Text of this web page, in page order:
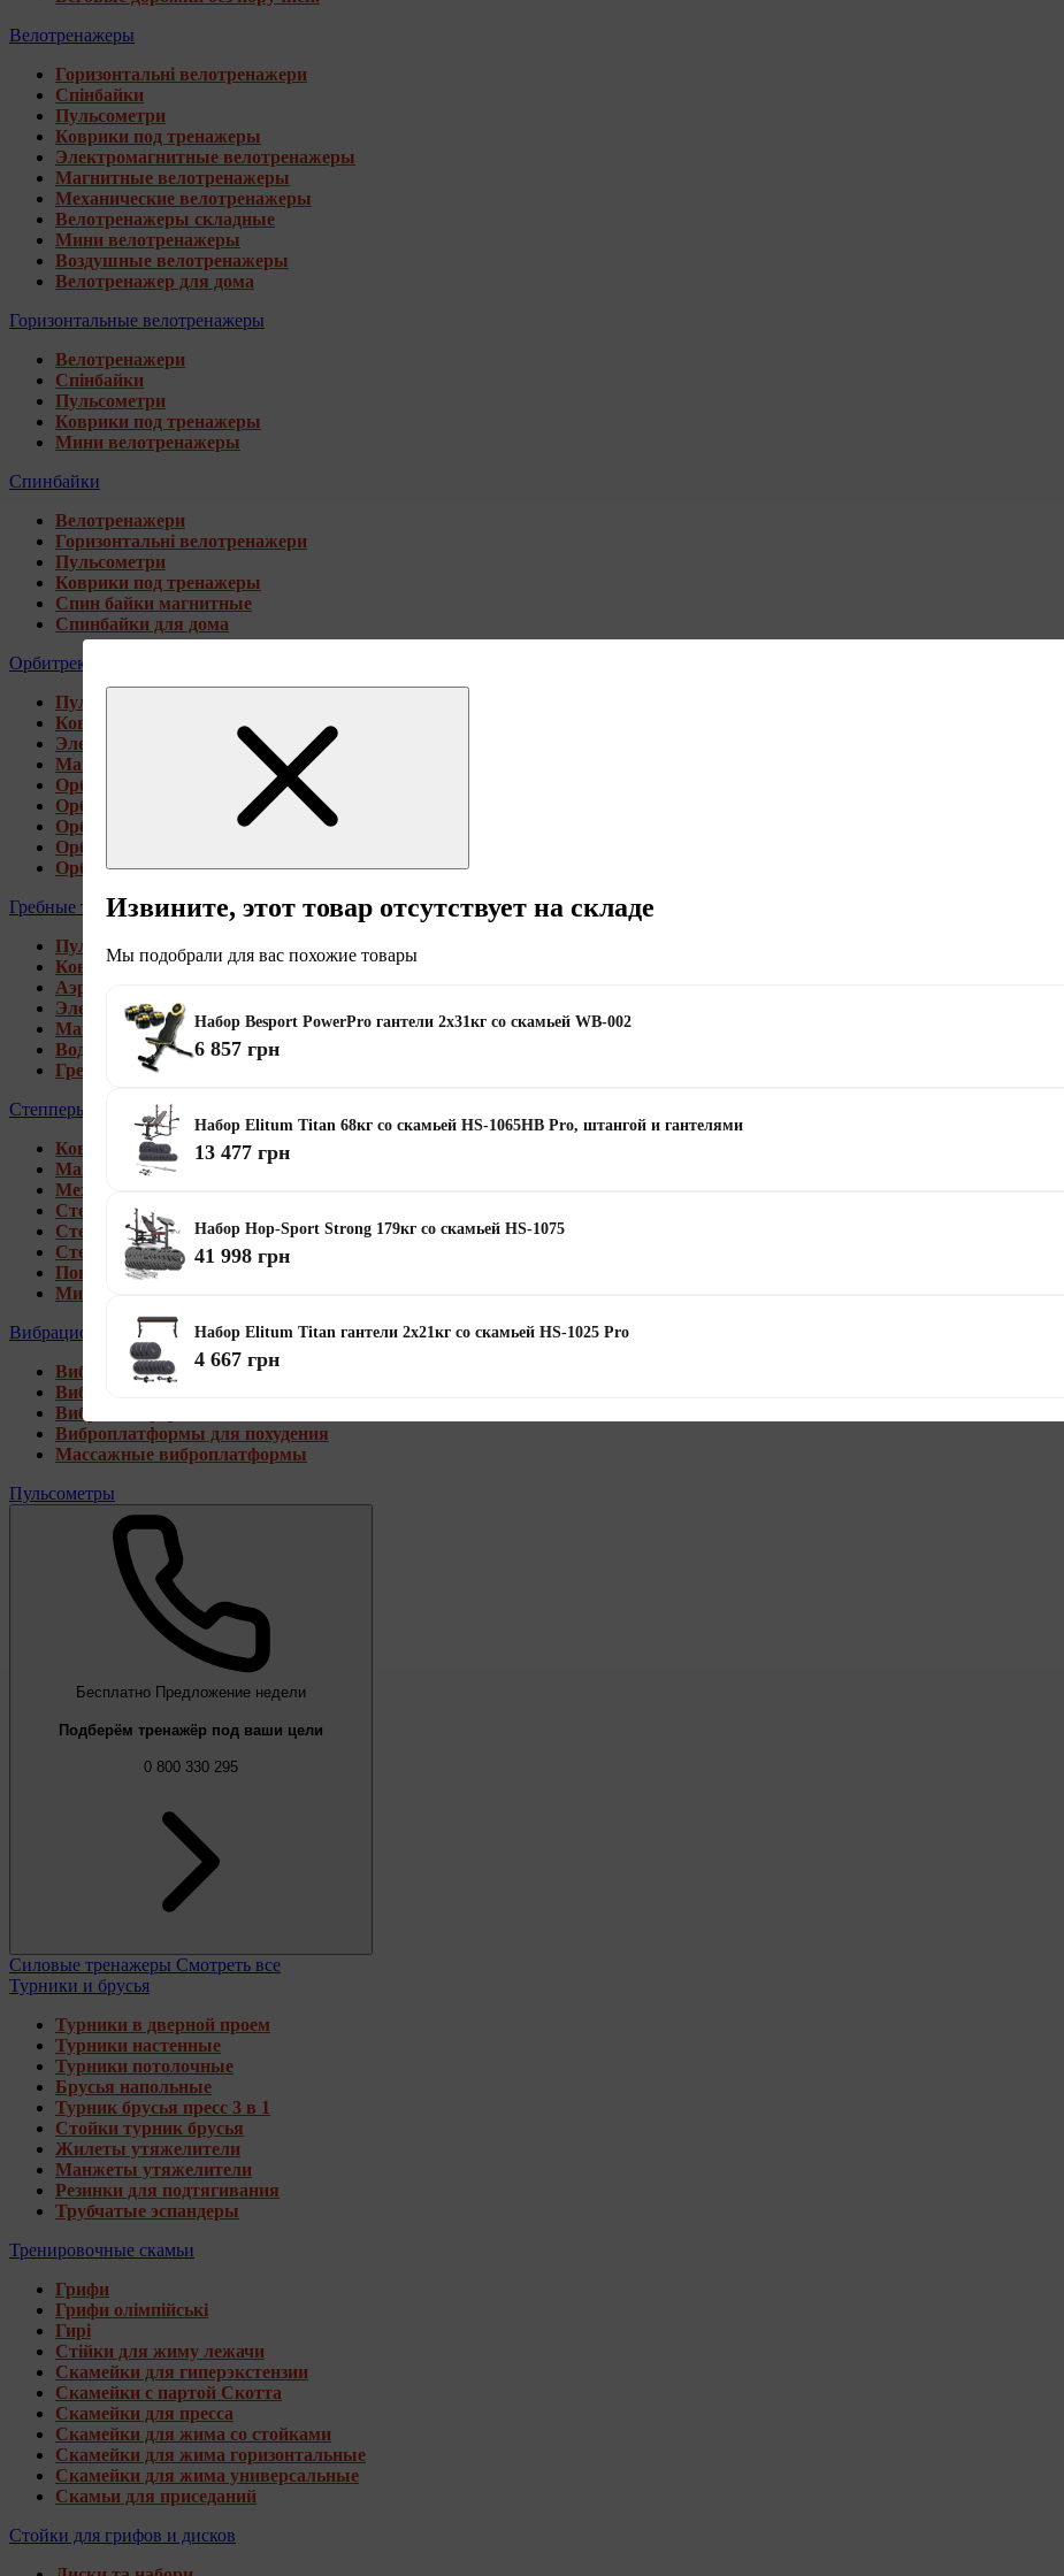
Велотренажеры
Горизонтальні велотренажери
Спінбайки
Пульсометри
Коврики под тренажеры
Электромагнитные велотренажеры
Магнитные велотренажеры
Механические велотренажеры
Велотренажеры складные
Мини велотренажеры
Воздушные велотренажеры
Велотренажер для дома
Горизонтальные велотренажеры
Велотренажери
Спінбайки
Пульсометри
Коврики под тренажеры
Мини велотренажеры
Спинбайки
Велотренажери
Горизонтальні велотренажери
Пульсометри
Коврики под тренажеры
Спин байки магнитные
Спинбайки для дома
Орбитреки
Пульсометри
Коврики под тренажеры
Электромагнитные орбитреки
Магнитные орбитреки
Орбитреки переднеприводные
Орбитреки заднеприводные
Орбитреки для высоких пользователей
Орбитреки генераторные
Орбитреки для дома
Гребные тренажеры
Пульсометри
Коврики под тренажеры
Аэромагнитные гребные тренажеры
Электромагнитные гребные тренажеры
Магнитные гребные тренажеры
Водные гребные тренажеры
Гребные тренажеры для дома
Степперы
Коврики под тренажеры
Магнитные степперы
Механические степперы
Степперы со стойкой
Степперы с эспандерами
Степперы с рукоятками
Поворотные степперы
Мини степперы
Вибрационные платформы
Виброплатформы для дома
Виброплатформы 4D
Виброплатформы 3D
Виброплатформы для похудения
Массажные виброплатформы
Пульсометры
Бесплатно Предложение недели
Подберём тренажёр под ваши цели
0 800 330 295
Силовые тренажеры Смотреть все
Турники и брусья
Турники в дверной проем
Турники настенные
Турники потолочные
Брусья напольные
Турник брусья пресс 3 в 1
Стойки турник брусья
Жилеты утяжелители
Манжеты утяжелители
Резинки для подтягивания
Трубчатые эспандеры
Тренировочные скамьи
Грифи
Грифи олімпійські
Гирі
Стійки для жиму лежачи
Скамейки для гиперэкстензии
Скамейки с партой Скотта
Скамейки для пресса
Скамейки для жима со стойками
Скамейки для жима горизонтальные
Скамейки для жима универсальные
Скамьи для приседаний
Стойки для грифов и дисков
Извините, этот товар отсутствует на складе
Мы подобрали для вас похожие товары
Набор Besport PowerPro гантели 2х31кг со скамьей WB-002
6 857 грн
Набор Elitum Titan 68кг со скамьей HS-1065HB Pro, штангой и гантелями
13 477 грн
Набор Hop-Sport Strong 179кг со скамьей HS-1075
41 998 грн
Набор Elitum Titan гантели 2х21кг со скамьей HS-1025 Pro
4 667 грн